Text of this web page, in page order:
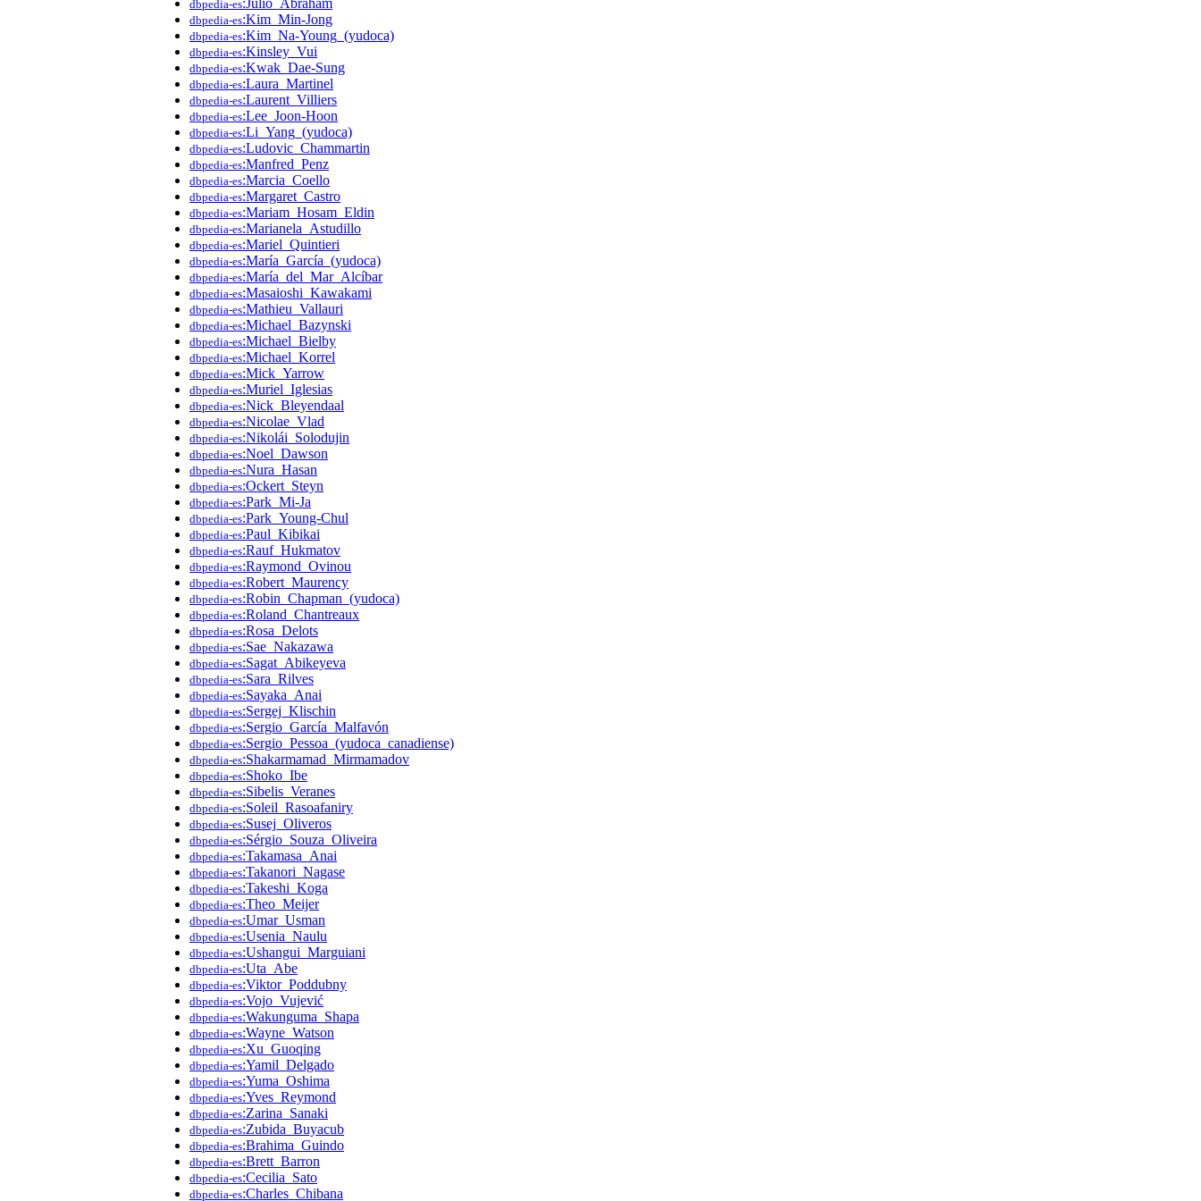
dbpedia-es
dbpedia-es:Kim_Min-Jong
dbpedia-es:Kim_Na-Young_(yudoca)
dbpedia-es:Kinsley_Vui
dbpedia-es:Kwak_Dae-Sung
dbpedia-es:Laura_Martinel
dbpedia-es:Laurent_Villiers
dbpedia-es:Lee_Joon-Hoon
dbpedia-es:Li_Yang_(yudoca)
dbpedia-es:Ludovic_Chammartin
dbpedia-es:Manfred_Penz
dbpedia-es:Marcia_Coello
dbpedia-es:Margaret_Castro
dbpedia-es:Mariam_Hosam_Eldin
dbpedia-es:Marianela_Astudillo
dbpedia-es:Mariel_Quintieri
dbpedia-es:María_García_(yudoca)
dbpedia-es:María_del_Mar_Alcíbar
dbpedia-es:Masaioshi_Kawakami
dbpedia-es:Mathieu_Vallauri
dbpedia-es:Michael_Bazynski
dbpedia-es:Michael_Bielby
dbpedia-es:Michael_Korrel
dbpedia-es:Mick_Yarrow
dbpedia-es:Muriel_Iglesias
dbpedia-es:Nick_Bleyendaal
dbpedia-es:Nicolae_Vlad
dbpedia-es:Nikolái_Solodujin
dbpedia-es:Noel_Dawson
dbpedia-es:Nura_Hasan
dbpedia-es:Ockert_Steyn
dbpedia-es:Park_Mi-Ja
dbpedia-es:Park_Young-Chul
dbpedia-es:Paul_Kibikai
dbpedia-es:Rauf_Hukmatov
dbpedia-es:Raymond_Ovinou
dbpedia-es:Robert_Maurency
dbpedia-es:Robin_Chapman_(yudoca)
dbpedia-es:Roland_Chantreaux
dbpedia-es:Rosa_Delots
dbpedia-es:Sae_Nakazawa
dbpedia-es:Sagat_Abikeyeva
dbpedia-es:Sara_Rilves
dbpedia-es:Sayaka_Anai
dbpedia-es:Sergej_Klischin
dbpedia-es:Sergio_García_Malfavón
dbpedia-es:Sergio_Pessoa_(yudoca_canadiense)
dbpedia-es:Shakarmamad_Mirmamadov
dbpedia-es:Shoko_Ibe
dbpedia-es:Sibelis_Veranes
dbpedia-es:Soleil_Rasoafaniry
dbpedia-es:Susej_Oliveros
dbpedia-es:Sérgio_Souza_Oliveira
dbpedia-es:Takamasa_Anai
dbpedia-es:Takanori_Nagase
dbpedia-es:Takeshi_Koga
dbpedia-es:Theo_Meijer
dbpedia-es:Umar_Usman
dbpedia-es:Usenia_Naulu
dbpedia-es:Ushangui_Marguiani
dbpedia-es:Uta_Abe
dbpedia-es:Viktor_Poddubny
dbpedia-es:Vojo_Vujević
dbpedia-es:Wakunguma_Shapa
dbpedia-es:Wayne_Watson
dbpedia-es:Xu_Guoqing
dbpedia-es:Yamil_Delgado
dbpedia-es:Yuma_Oshima
dbpedia-es:Yves_Reymond
dbpedia-es:Zarina_Sanaki
dbpedia-es:Zubida_Buyacub
dbpedia-es:Brahima_Guindo
dbpedia-es:Brett_Barron
dbpedia-es:Cecilia_Sato
dbpedia-es:Charles_Chibana